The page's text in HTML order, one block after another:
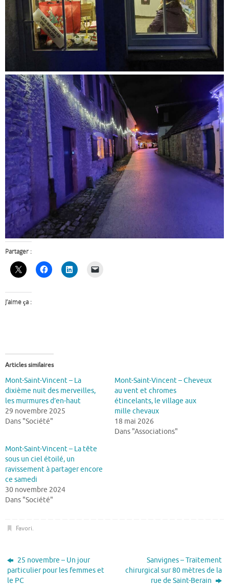
Partager :
J’aime ça :
Articles similaires
Mont-Saint-Vincent – La
dixième nuit des merveilles,
les murmures d’en-haut
29 novembre 2025
Dans "Société"
Mont-Saint-Vincent – Cheveux
au vent et chromes
étincelants, le village aux
mille chevaux
18 mai 2026
Dans "Associations"
Mont-Saint-Vincent – La tête
sous un ciel étoilé, un
ravissement à partager encore
ce samedi
30 novembre 2024
Dans "Société"
Favori.
25 novembre – Un jour
particulier pour les femmes et
le PC
Sanvignes – Traitement
chirurgical sur 80 mètres de la
rue de Saint-Berain